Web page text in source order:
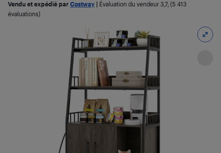
Vendu et expédié par Costway Évaluation du vendeur 3,7; (5 413
évaluations)